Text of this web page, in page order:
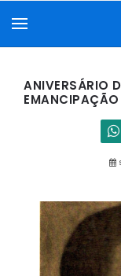
ANIVERSÁRIO
EMANCIPAÇÃO